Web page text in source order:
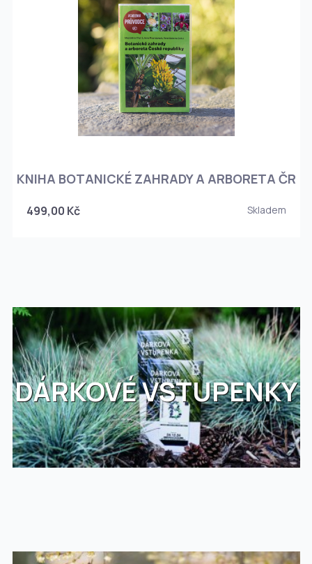
KNIHA BOTANICKÉ ZAHRADY A ARBORETA ČR
499,00 Kč Skladem
DÁRKOVÉ VSTUPENKY